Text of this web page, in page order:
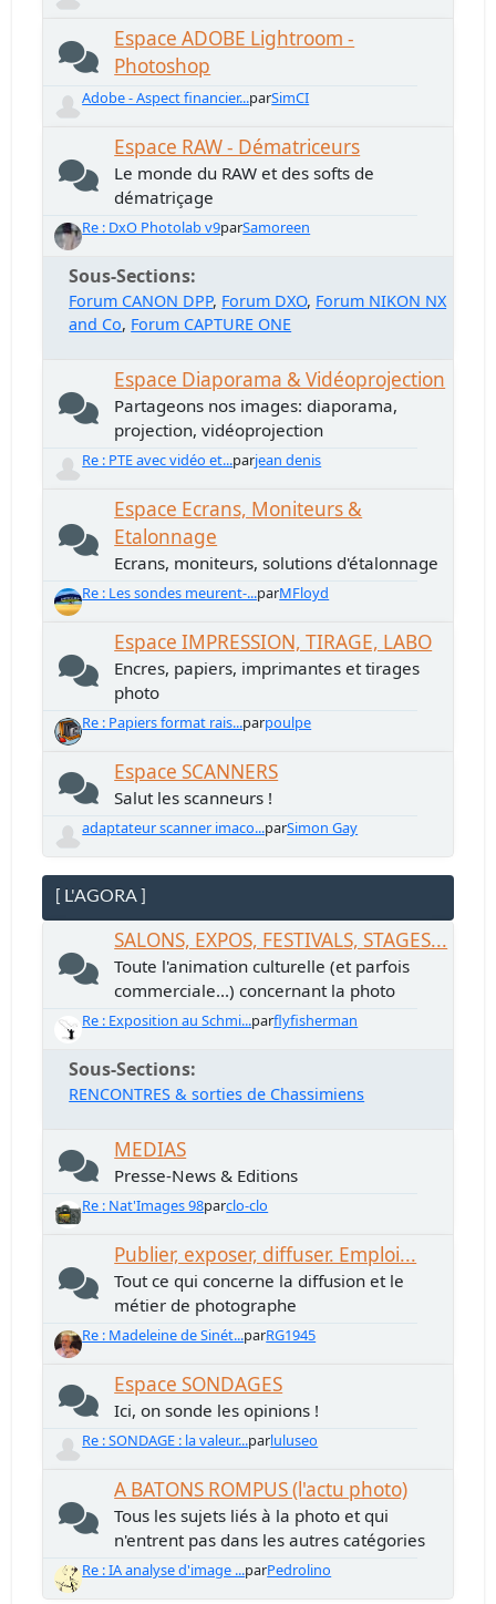
Espace ADOBE Lightroom -
Photoshop
Adobe - Aspect financier...parSimCI
Espace RAW - Dématriceurs
Le monde du RAW et des softs de
dématriçage
Re : DxO Photolab v9parSamoreen
Sous-Sections
Forum CANON DPP Forum DXO Forum NIKON NX
and Co Forum CAPTURE ONE
Espace Diaporama & Vidéoprojection
Partageons nos images: diaporama,
projection, vidéoprojection
Re : PTE avec vidéo et...parjean denis
Espace Ecrans, Moniteurs &
Etalonnage
Ecrans, moniteurs, solutions d'étalonnage
Re : Les sondes meurent-...parMFloyd
Espace IMPRESSION, TIRAGE, LABO
Encres, papiers, imprimantes et tirages
photo
Re : Papiers format rais...parpoulpe
Espace SCANNERS
Salut les scanneurs !
adaptateur scanner imaco...parSimon Gay
[ L'AGORA ]
SALONS, EXPOS, FESTIVALS, STAGES...
Toute l'animation culturelle (et parfois
commerciale...) concernant la photo
Re : Exposition au Schmi...parflyfisherman
Sous-Sections
RENCONTRES & sorties de Chassimiens
MEDIAS
Presse-News & Editions
Re : Nat'Images 98parclo-clo
Publier, exposer, diffuser. Emploi...
Tout ce qui concerne la diffusion et le
métier de photographe
Re : Madeleine de Sinét...parRG1945
Espace SONDAGES
Ici, on sonde les opinions !
Re : SONDAGE : la valeur...parluluseo
A BATONS ROMPUS (l'actu photo)
Tous les sujets liés à la photo et qui
n'entrent pas dans les autres catégories
Re : IA analyse d'image ...parPedrolino